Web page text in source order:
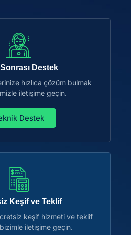
Sonrası Destek
hızlıca çözüm bulmak
iletişime geçin.
Destek
Keşif ve Teklif
keşif hizmeti ve teklif
iletişime geçin.